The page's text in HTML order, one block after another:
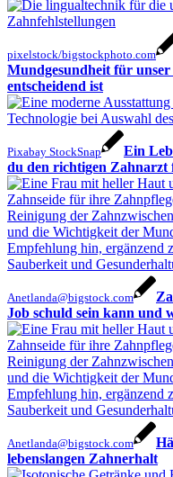
pixelstock/bigstockphoto.com
Mundgesundheit für unser
entscheidend ist
Pixabay StockSnap
Ein
du den richtigen Zahnarzt
Anetlanda@bigstock.com
Job schuld sein kann und
Anetlanda@bigstock.com
lebenslangen Zahnerhalt